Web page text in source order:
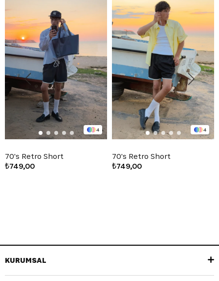
4
70's Retro Short
₺749,00
4
70's Retro Short
₺749,00
KURUMSAL